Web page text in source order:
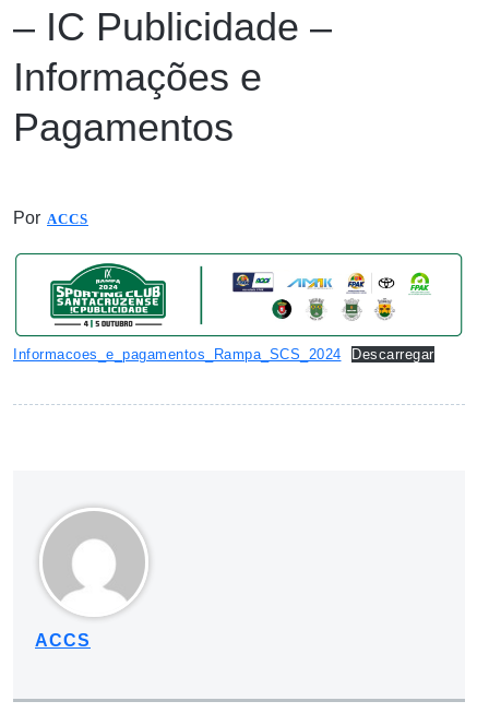
– IC Publicidade –
Informações e
Pagamentos
Por ACCS
Informacoes_e_pagamentos_Rampa_SCS_2024 Descarregar
ACCS